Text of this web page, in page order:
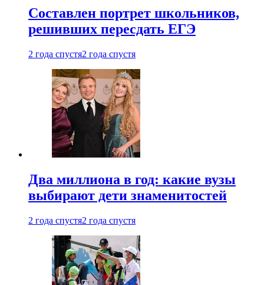
Составлен портрет школьников,
решивших пересдать ЕГЭ
2 года спустя2 года спустя
Два миллиона в год: какие вузы
выбирают дети знаменитостей
2 года спустя2 года спустя